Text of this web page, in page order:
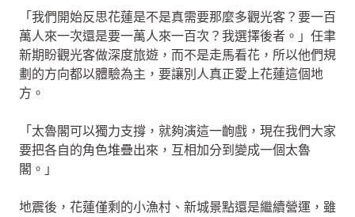
「我們開始反思花蓮是不是真需要那麼多觀光客？要一百
萬人來一次還是要一萬人來一百次？我選擇後者。」任聿
新期盼觀光客做深度旅遊，而不是走馬看花，所以他們規
劃的方向都以體驗為主，要讓別人真正愛上花蓮這個地
方。
「太魯閣可以獨力支撐，就夠演這一齣戲，現在我們大家
要把各自的角色堆疊出來，互相加分到變成一個太魯
閣。」
地震後，花蓮僅剩的小漁村、新城景點還是繼續營運，雖